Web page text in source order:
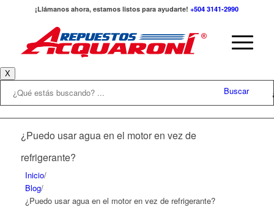
¡Llámanos ahora, estamos listos para ayudarte!+504 3141-2990
Buscar
X
¿Puedo usar agua en el motor en vez de
refrigerante?
Inicio/
Blog/
¿Puedo usar agua en el motor en vez de refrigerante?